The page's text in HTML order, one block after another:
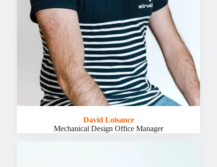
David Loisance
Mechanical Design Office Manager